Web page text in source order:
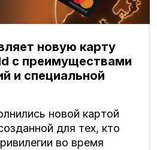
новую карту
с преимуществами
и специальной
новой картой
для тех, кто
во время